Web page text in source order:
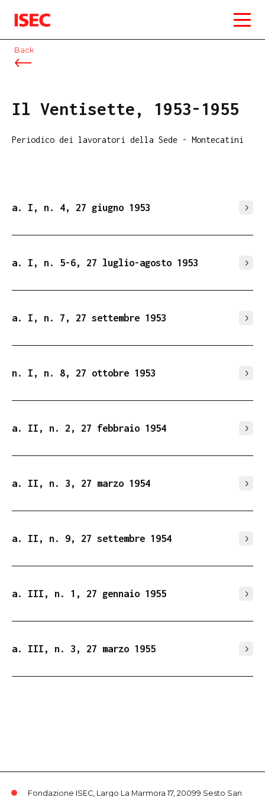
ISEC
Back
Il Ventisette, 1953-1955
Periodico dei lavoratori della Sede - Montecatini
a. I, n. 4, 27 giugno 1953
a. I, n. 5-6, 27 luglio-agosto 1953
a. I, n. 7, 27 settembre 1953
n. I, n. 8, 27 ottobre 1953
a. II, n. 2, 27 febbraio 1954
a. II, n. 3, 27 marzo 1954
a. II, n. 9, 27 settembre 1954
a. III, n. 1, 27 gennaio 1955
a. III, n. 3, 27 marzo 1955
Fondazione ISEC, Largo La Marmora 17, 20099 Sesto San